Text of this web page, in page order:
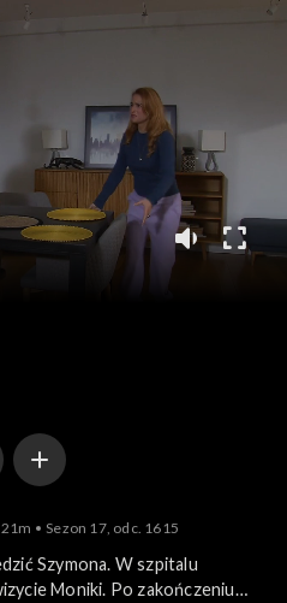
21m Sezon 17, odc. 1615
Szymona. W szpitalu
Moniki. Po zakończeniu